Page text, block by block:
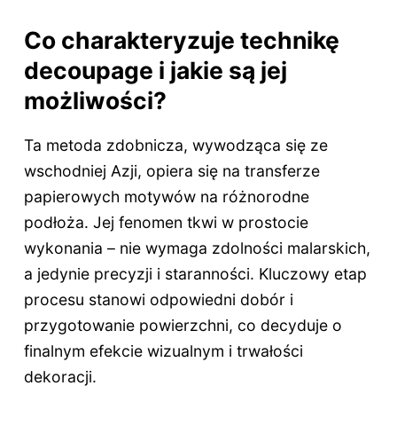
Co charakteryzuje technikę
decoupage i jakie są jej
możliwości?
Ta metoda zdobnicza, wywodząca się ze
wschodniej Azji, opiera się na transferze
papierowych motywów na różnorodne
podłoża. Jej fenomen tkwi w prostocie
wykonania – nie wymaga zdolności malarskich,
a jedynie precyzji i staranności. Kluczowy etap
procesu stanowi odpowiedni dobór i
przygotowanie powierzchni, co decyduje o
finalnym efekcie wizualnym i trwałości
dekoracji.